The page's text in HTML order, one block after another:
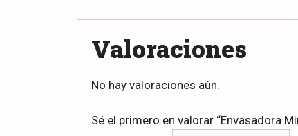
Valoraciones
No hay valoraciones aún.
Sé el primero en valorar “Envasadora